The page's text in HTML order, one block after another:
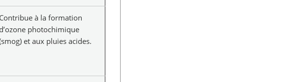
Contribue à la formation
d’ozone photochimique
et aux pluies acides.